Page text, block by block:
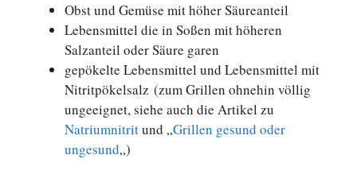
Obst und Gemüse mit höher Säureanteil
Lebensmittel die in Soßen mit höheren
Salzanteil oder Säure garen
gepökelte Lebensmittel und Lebensmittel mit
Nitritpökelsalz (zum Grillen ohnehin völlig
ungeeignet, siehe auch die Artikel zu
Natriumnitritund „Grillen gesund oder
ungesund„)